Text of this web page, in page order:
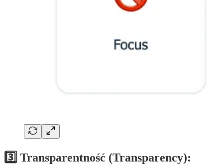
3️⃣ Transparentność (Transparency):